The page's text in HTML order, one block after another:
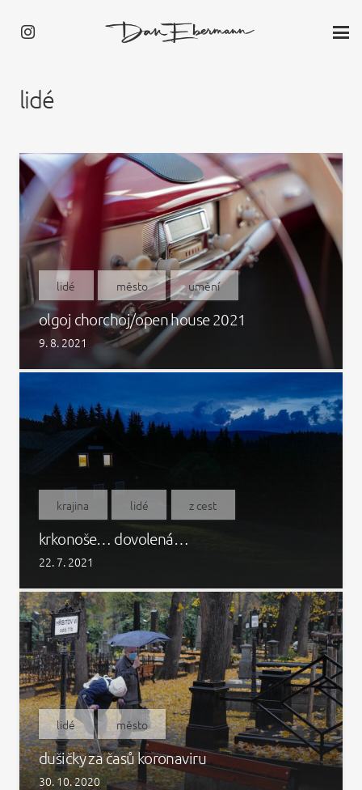
lidé
lidé město umění
olgoj chorchoj/open house 2021
9. 8. 2021
krajina lidé z cest
krkonoše… dovolená…
22. 7. 2021
lidé město
dušičky za časů koronaviru
30. 10. 2020